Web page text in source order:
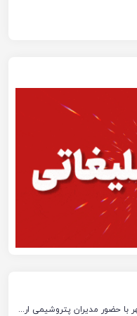
غبارروبی مزار شهدا در ماهشهر با حضور مدیران پتروشیمی اروند و مسئولان شهری